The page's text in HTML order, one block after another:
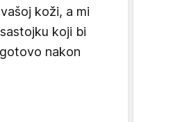
koži, a mi
koji bi
nakon